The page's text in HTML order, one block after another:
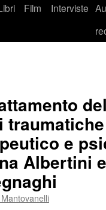
Film Interviste
e
Albertini